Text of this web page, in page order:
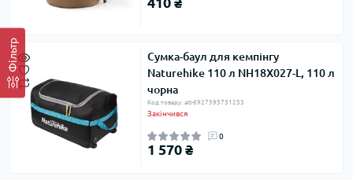
Фільтр
Сумка-баул для кемпінгу
Naturehike 110 л NH18X027-L, 110 л
чорна
Код товару: atl-6927595731253
Закінчився
0
1 570 ₴